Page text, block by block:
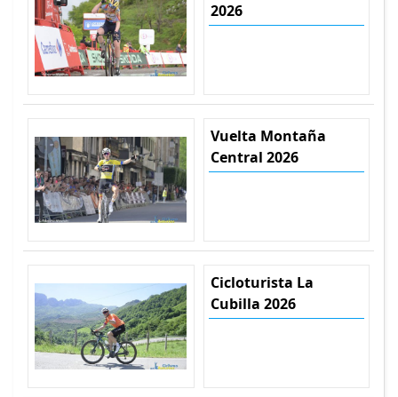
2026
Vuelta Montaña
Central 2026
Cicloturista La
Cubilla 2026